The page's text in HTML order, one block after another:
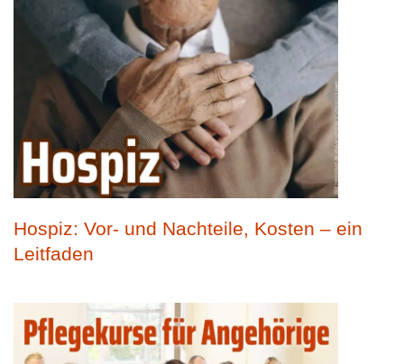
Hospiz: Vor- und Nachteile, Kosten – ein
Leitfaden